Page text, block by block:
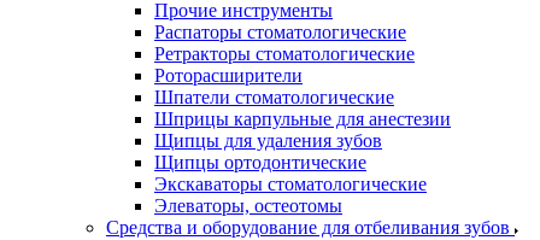
Прочие инструменты
Распаторы стоматологические
Ретракторы стоматологические
Роторасширители
Шпатели стоматологические
Шприцы карпульные для анестезии
Щипцы для удаления зубов
Щипцы ортодонтические
Экскаваторы стоматологические
Элеваторы, остеотомы
Средства и оборудование для отбеливания зубов